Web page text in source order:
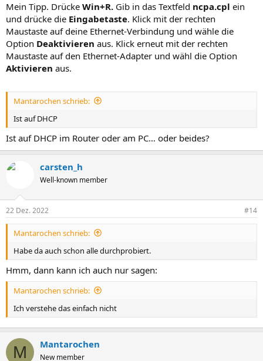
Mein Tipp. Drücke Win+R. Gib in das Textfeld ncpa.cpl ein
und drücke die Eingabetaste. Klick mit der rechten
Maustaste auf deine Ethernet-Verbindung und wähle die
Option Deaktivieren aus. Klick erneut mit der rechten
Maustaste auf den Ethernet-Adapter und wähl die Option
Aktivieren aus.
Mantarochen schrieb:
Ist auf DHCP
Ist auf DHCP im Router oder am PC… oder beides?
carsten_h
Well-known member
22 Dez. 2022 #14
Mantarochen schrieb:
Habe da auch schon alle durchprobiert.
Hmm, dann kann ich auch nur sagen:
Mantarochen schrieb:
Ich verstehe das einfach nicht
M Mantarochen
New member